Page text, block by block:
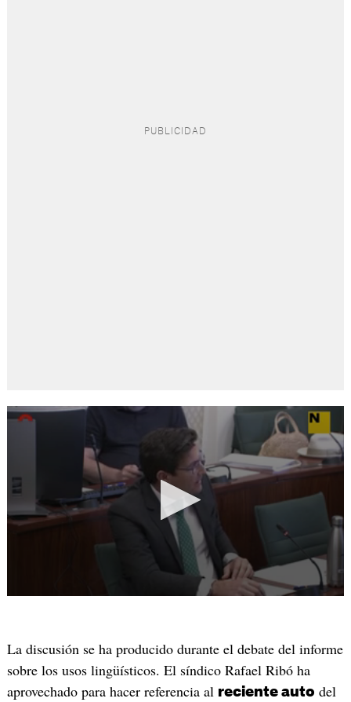
La discusión se ha producido durante el debate del informe
sobre los usos lingüísticos. El síndico Rafael Ribó ha
aprovechado para hacer referencia al reciente auto del